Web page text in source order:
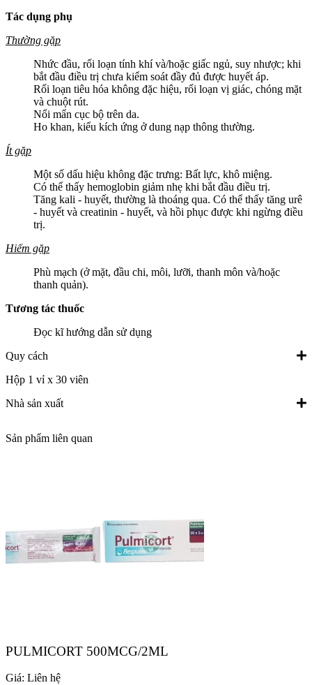
Tác dụng phụ
Thường gặp
Nhức đầu, rối loạn tính khí và/hoặc giấc ngủ, suy nhược; khi
bắt đầu điều trị chưa kiểm soát đầy đủ được huyết áp.
Rối loạn tiêu hóa không đặc hiệu, rối loạn vị giác, chóng mặt
và chuột rút.
Nổi mẩn cục bộ trên da.
Ho khan, kiểu kích ứng ở dung nạp thông thường.
Ít gặp
Một số dấu hiệu không đặc trưng: Bất lực, khô miệng.
Có thể thấy hemoglobin giảm nhẹ khi bắt đầu điều trị.
Tăng kali - huyết, thường là thoáng qua. Có thể thấy tăng urê
- huyết và creatinin - huyết, và hồi phục được khi ngừng điều
trị.
Hiếm gặp
Phù mạch (ở mặt, đầu chi, môi, lưỡi, thanh môn và/hoặc
thanh quản).
Tương tác thuốc
Đọc kĩ hướng dẫn sử dụng
Quy cách
Hộp 1 vỉ x 30 viên
Nhà sản xuất
Sản phẩm liên quan
PULMICORT 500MCG/2ML
Giá: Liên hệ